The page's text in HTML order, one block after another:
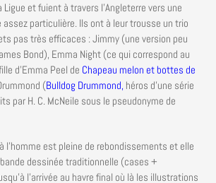
Ligue et fuient à travers l’Angleterre vers une
assez particulière. Ils ont à leur trousse un trio
pas très efficaces : Jimmy (une version peu
Bond), Emma Night (ce qui correspond au
d’Emma Peel de Chapeau melon et bottes de
(Bulldog Drummond, héros d’une série
par H. C. McNeile sous le pseudonyme de
l’homme est pleine de rebondissements et elle
dessinée traditionnelle (cases +
l’arrivée au havre final où là les illustrations